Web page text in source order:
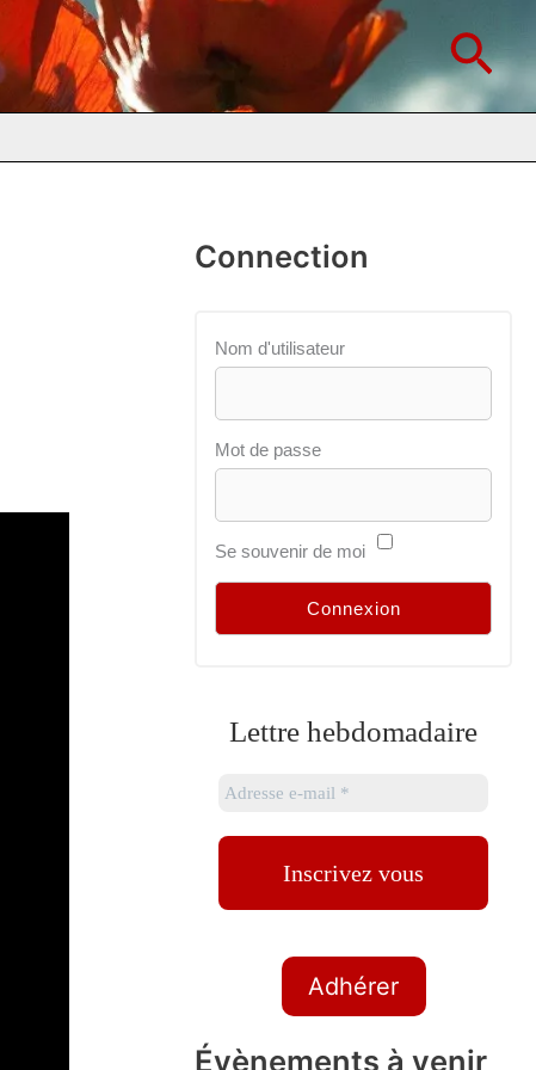
Connection
Nom d'utilisateur
Mot de passe
Se souvenir de moi
Lettre hebdomadaire
Adhérer
Évènements à venir